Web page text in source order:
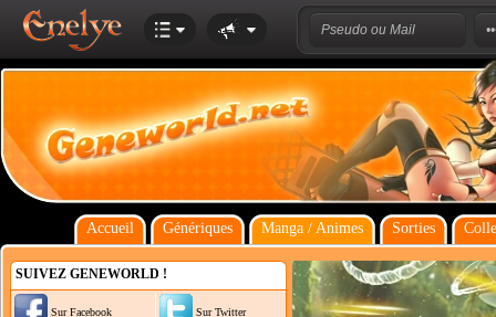
Accueil Génériques Manga / Animes Sorties
SUIVEZ GENEWORLD !
Sur Facebook Sur Twitter